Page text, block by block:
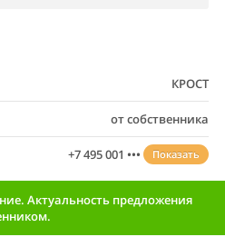
КРОСТ
от собственника
+7 495 001 ••• Показать
Актуальность предложения